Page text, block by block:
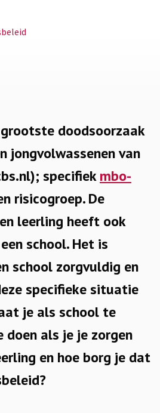
doodsoorzaak
jongvolwassenen van
specifiekmbo-
risicogroep. De
leerling heeft ook
school. Het is
school zorgvuldig en
specifieke situatie
je als school te
doen als je je zorgen
en hoe borg je dat